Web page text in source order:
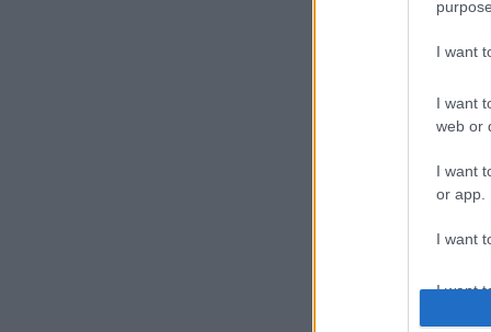
I want
I want
web or
I want
or app.
I want
I want